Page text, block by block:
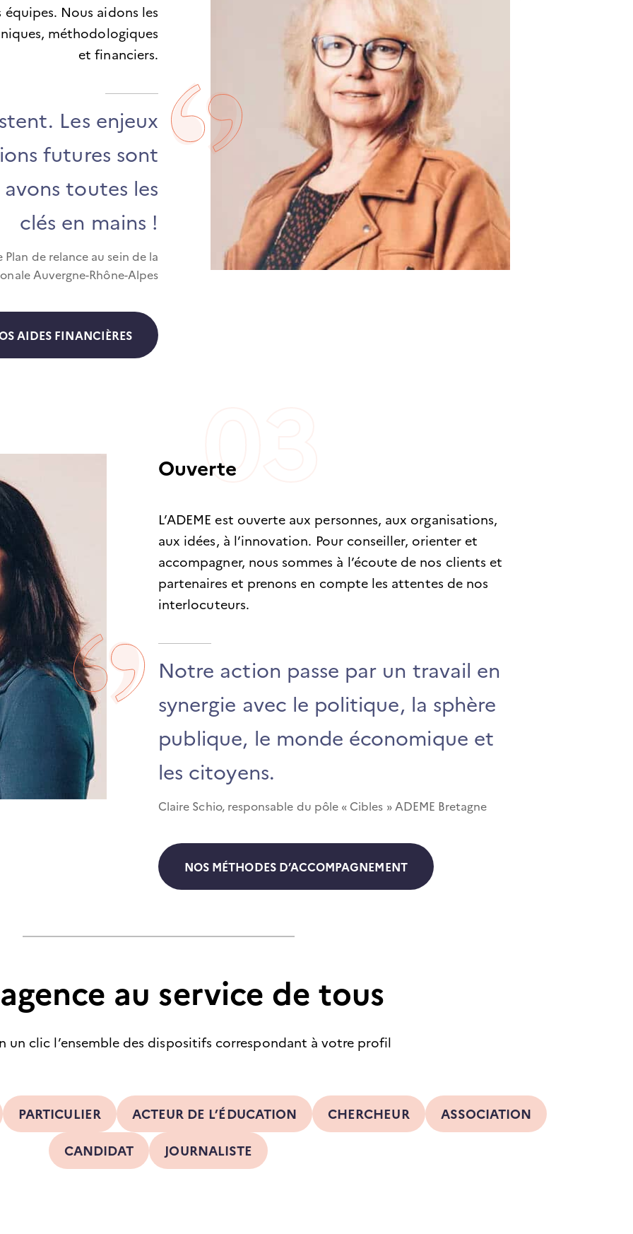
Nous aidons les
méthodologiques
et financiers.
Les enjeux
futures sont
toutes les
clés en mains !
de relance au sein de la
Auvergne-Rhône-Alpes
AIDES FINANCIÈRES
Ouverte
L’ADEME est ouverte aux personnes, aux organisations,
aux idées, à l’innovation. Pour conseiller, orienter et
accompagner, nous sommes à l’écoute de nos clients et
partenaires et prenons en compte les attentes de nos
interlocuteurs.
Notre action passe par un travail en
synergie avec le politique, la sphère
publique, le monde économique et
les citoyens.
Claire Schio, responsable du pôle « Cibles » ADEME Bretagne
NOS MÉTHODES D’ACCOMPAGNEMENT
au service de tous
un clic l’ensemble des dispositifs correspondant à votre profil
PARTICULIER ACTEUR DE L’ÉDUCATION CHERCHEUR ASSOCIATION
CANDIDAT JOURNALISTE